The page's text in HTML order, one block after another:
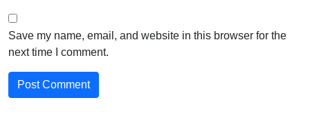
Save my name, email, and website in this browser for the
next time I comment.